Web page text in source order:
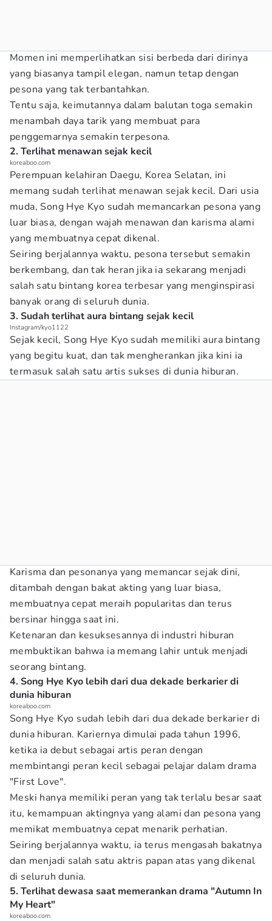
Momen ini memperlihatkan sisi berbeda dari dirinya
yang biasanya tampil elegan, namun tetap dengan
pesona yang tak terbantahkan.
Tentu saja, keimutannya dalam balutan toga semakin
menambah daya tarik yang membuat para
penggemarnya semakin terpesona.
2. Terlihat menawan sejak kecil
koreaboo.com
Perempuan kelahiran Daegu, Korea Selatan, ini
memang sudah terlihat menawan sejak kecil. Dari usia
muda, Song Hye Kyo sudah memancarkan pesona yang
luar biasa, dengan wajah menawan dan karisma alami
yang membuatnya cepat dikenal.
Seiring berjalannya waktu, pesona tersebut semakin
berkembang, dan tak heran jika ia sekarang menjadi
salah satu bintang korea terbesar yang menginspirasi
banyak orang di seluruh dunia.
3. Sudah terlihat aura bintang sejak kecil
Instagram/kyo1122
Sejak kecil, Song Hye Kyo sudah memiliki aura bintang
yang begitu kuat, dan tak mengherankan jika kini ia
termasuk salah satu artis sukses di dunia hiburan.
Karisma dan pesonanya yang memancar sejak dini,
ditambah dengan bakat akting yang luar biasa,
membuatnya cepat meraih popularitas dan terus
bersinar hingga saat ini.
Ketenaran dan kesuksesannya di industri hiburan
membuktikan bahwa ia memang lahir untuk menjadi
seorang bintang.
4. Song Hye Kyo lebih dari dua dekade berkarier di
dunia hiburan
koreaboo.com
Song Hye Kyo sudah lebih dari dua dekade berkarier di
dunia hiburan. Kariernya dimulai pada tahun 1996,
ketika ia debut sebagai artis peran dengan
membintangi peran kecil sebagai pelajar dalam drama
"First Love".
Meski hanya memiliki peran yang tak terlalu besar saat
itu, kemampuan aktingnya yang alami dan pesona yang
memikat membuatnya cepat menarik perhatian.
Seiring berjalannya waktu, ia terus mengasah bakatnya
dan menjadi salah satu aktris papan atas yang dikenal
di seluruh dunia.
5. Terlihat dewasa saat memerankan drama "Autumn In
My Heart"
koreaboo.com